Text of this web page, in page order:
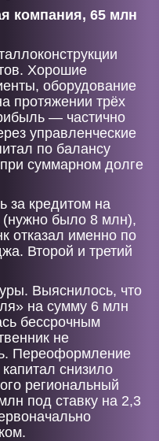
компания, 65 млн
Хорошие
оборудование
протяжении трёх
— частично
управленческие
по балансу
суммарном долге
за кредитом на
(нужно было 8 млн),
отказал именно по
Второй и третий
Выяснилось, что
на сумму 6 млн
бессрочным
не
Переоформление
снизило
региональный
под ставку на 2,3